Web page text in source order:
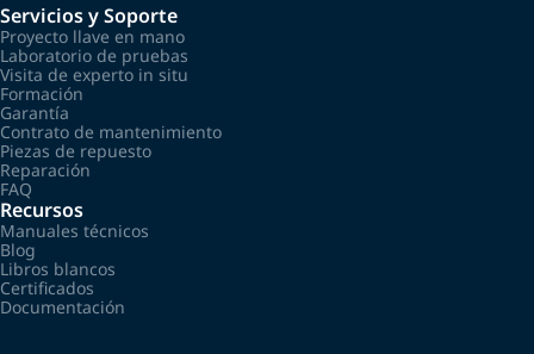
Servicios y Soporte
Proyecto llave en mano
Laboratorio de pruebas
Visita de experto in situ
Formación
Garantía
Contrato de mantenimiento
Piezas de repuesto
Reparación
FAQ
Recursos
Manuales técnicos
Blog
Libros blancos
Certificados
Documentación